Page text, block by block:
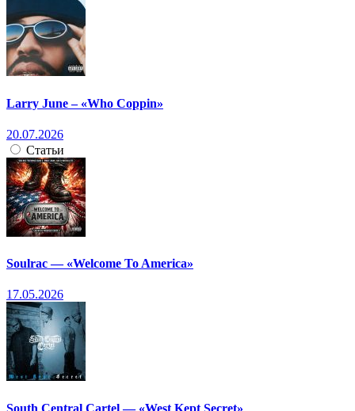
Larry June – «Who Coppin»
20.07.2026
Статьи
Soulrac — «Welcome To America»
17.05.2026
South Central Cartel — «West Kept Secret»